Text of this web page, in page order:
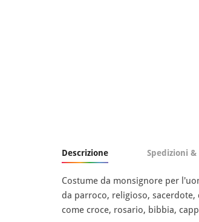
Descrizione Spedizioni &
Costume da monsignore per
da parroco, religioso,
come croce, rosario, bibbia,